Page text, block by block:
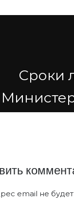
Сроки
email не